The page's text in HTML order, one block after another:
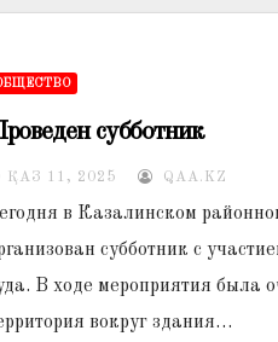
субботник
ҚАЗ 11, 2025 QAA.KZ
в Казалинском
субботник с
В ходе мероприятия была
вокруг здания…